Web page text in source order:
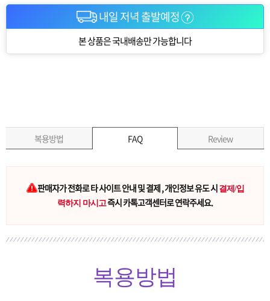
내일 저녁 출발예정
본 상품은 국내배송만 가능합니다
복용방법 FAQ Review
판매자가 전화로 타 사이트 안내 및 결제 , 개인정보 유도 시 결제/입
력하지 마시고즉시 카톡고객센터로 연락주세요.
복용방법